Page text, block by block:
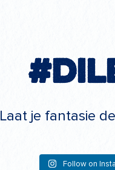
Laat je fantasie
Follow on